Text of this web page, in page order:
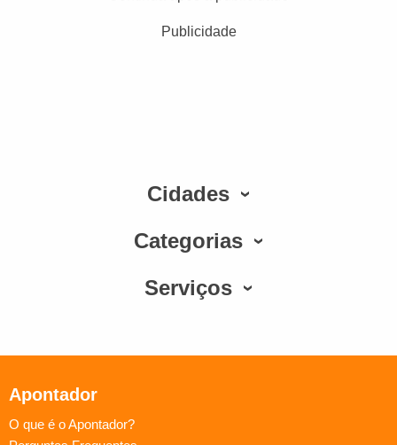
Publicidade
Cidades
Categorias
Serviços
Apontador
O que é o Apontador?